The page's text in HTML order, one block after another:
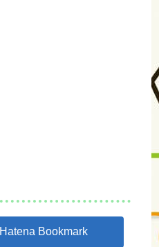
Hatena Bookmark